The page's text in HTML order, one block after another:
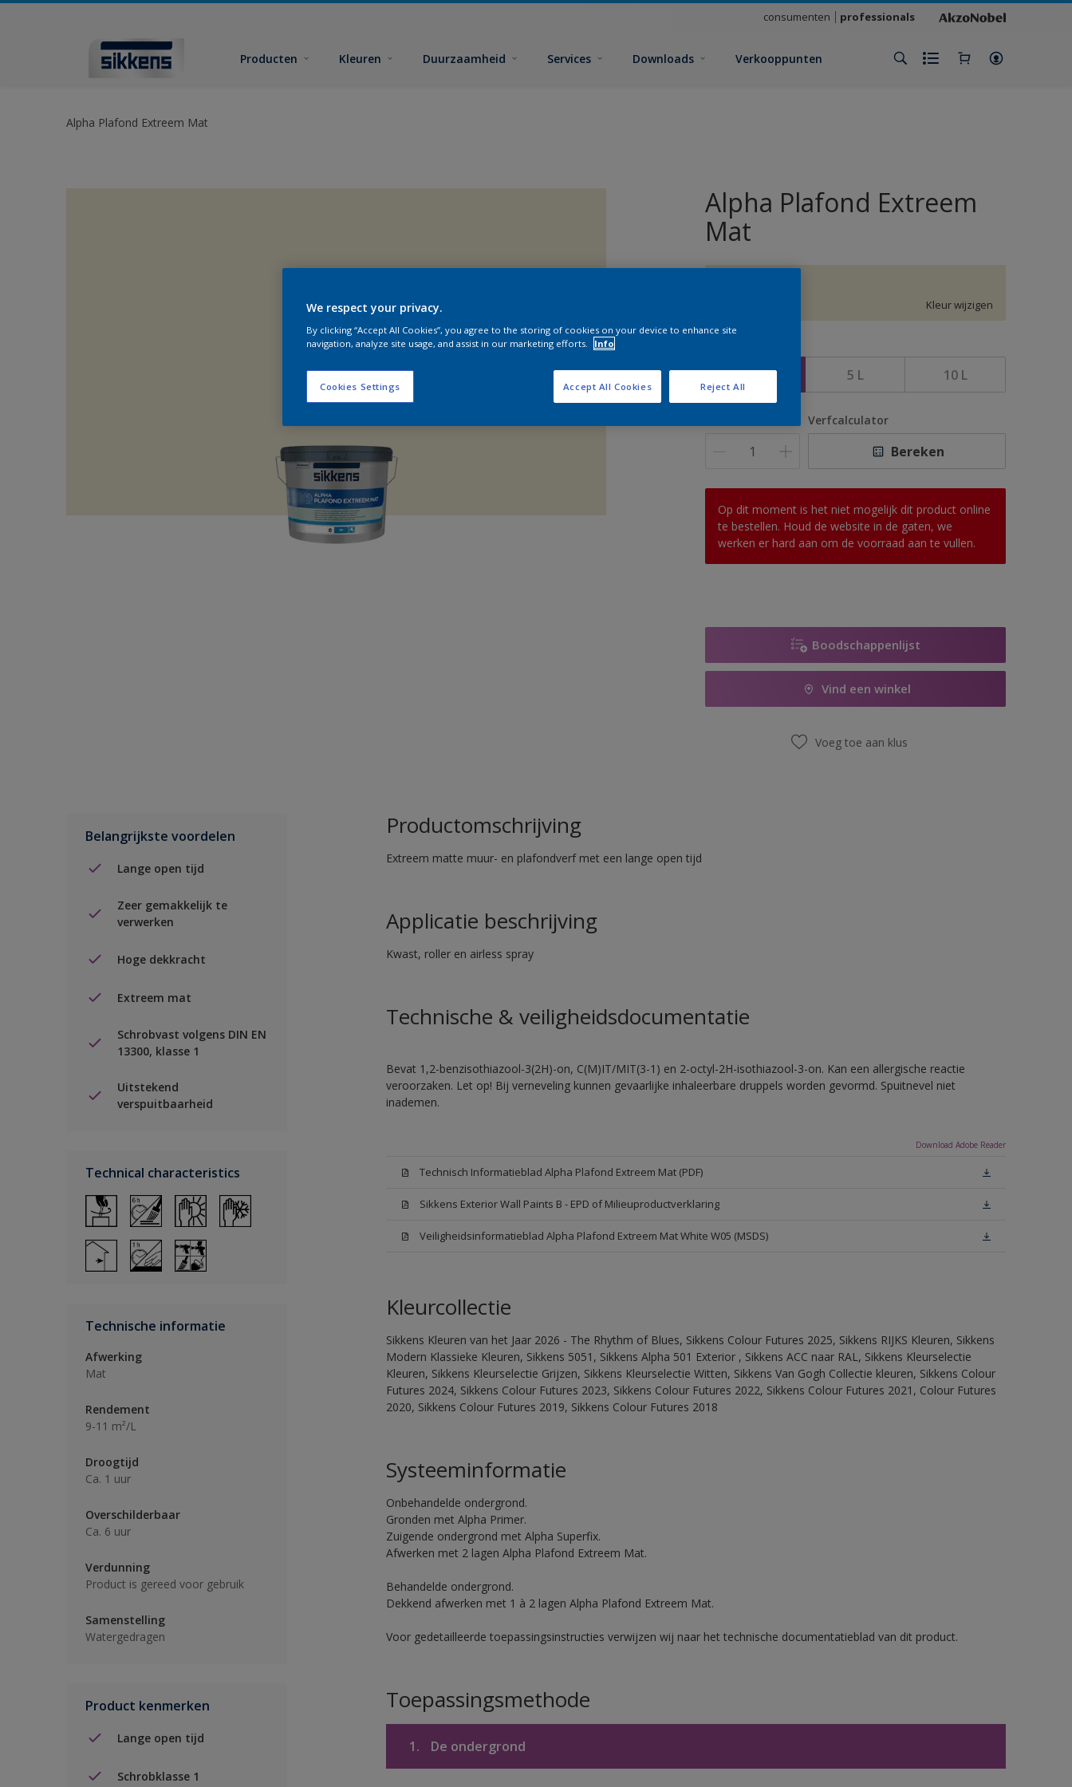
consumenten professionals
Producten Kleuren Duurzaamheid Services Downloads Verkooppunten
Alpha Plafond Extreem Mat
Alpha Plafond Extreem
Mat
Kleur wijzigen
2,5 L 5 L 10 L
Verfcalculator
Bereken
Op dit moment is het niet mogelijk dit product online
te bestellen. Houd de website in de gaten, we
werken er hard aan om de voorraad aan te vullen.
Boodschappenlijst
Vind een winkel
Voeg toe aan klus
Belangrijkste voordelen
Lange open tijd
Zeer gemakkelijk te
verwerken
Hoge dekkracht
Extreem mat
Schrobvast volgens DIN EN
13300, klasse 1
Uitstekend
verspuitbaarheid
Technical characteristics
Technische informatie
Afwerking
Mat
Rendement
9-11 m²/L
Droogtijd
Ca. 1 uur
Overschilderbaar
Ca. 6 uur
Verdunning
Product is gereed voor gebruik
Samenstelling
Watergedragen
Product kenmerken
Lange open tijd
Schrobklasse 1
Productomschrijving
Extreem matte muur- en plafondverf met een lange open tijd
Applicatie beschrijving
Kwast, roller en airless spray
Technische & veiligheidsdocumentatie
Bevat 1,2-benzisothiazool-3(2H)-on, C(M)IT/MIT(3-1) en 2-octyl-2H-isothiazool-3-on. Kan een allergische reactie
veroorzaken. Let op! Bij verneveling kunnen gevaarlijke inhaleerbare druppels worden gevormd. Spuitnevel niet
inademen.
Download Adobe Reader
Technisch Informatieblad Alpha Plafond Extreem Mat (PDF)
Sikkens Exterior Wall Paints B - EPD of Milieuproductverklaring
Veiligheidsinformatieblad Alpha Plafond Extreem Mat White W05 (MSDS)
Kleurcollectie
Sikkens Kleuren van het Jaar 2026 - The Rhythm of Blues, Sikkens Colour Futures 2025, Sikkens RIJKS Kleuren, Sikkens
Modern Klassieke Kleuren, Sikkens 5051, Sikkens Alpha 501 Exterior , Sikkens ACC naar RAL, Sikkens Kleurselectie
Kleuren, Sikkens Kleurselectie Grijzen, Sikkens Kleurselectie Witten, Sikkens Van Gogh Collectie kleuren, Sikkens Colour
Futures 2024, Sikkens Colour Futures 2023, Sikkens Colour Futures 2022, Sikkens Colour Futures 2021, Colour Futures
2020, Sikkens Colour Futures 2019, Sikkens Colour Futures 2018
Systeeminformatie
Onbehandelde ondergrond.
Gronden met Alpha Primer.
Zuigende ondergrond met Alpha Superfix.
Afwerken met 2 lagen Alpha Plafond Extreem Mat.
Behandelde ondergrond.
Dekkend afwerken met 1 à 2 lagen Alpha Plafond Extreem Mat.
Voor gedetailleerde toepassingsinstructies verwijzen wij naar het technische documentatieblad van dit product.
Toepassingsmethode
1. De ondergrond
We respect your privacy.
By clicking “Accept All Cookies”, you agree to the storing of cookies on your device to enhance site
navigation, analyze site usage, and assist in our marketing efforts.
Info
Cookies Settings Reject All
Accept All Cookies